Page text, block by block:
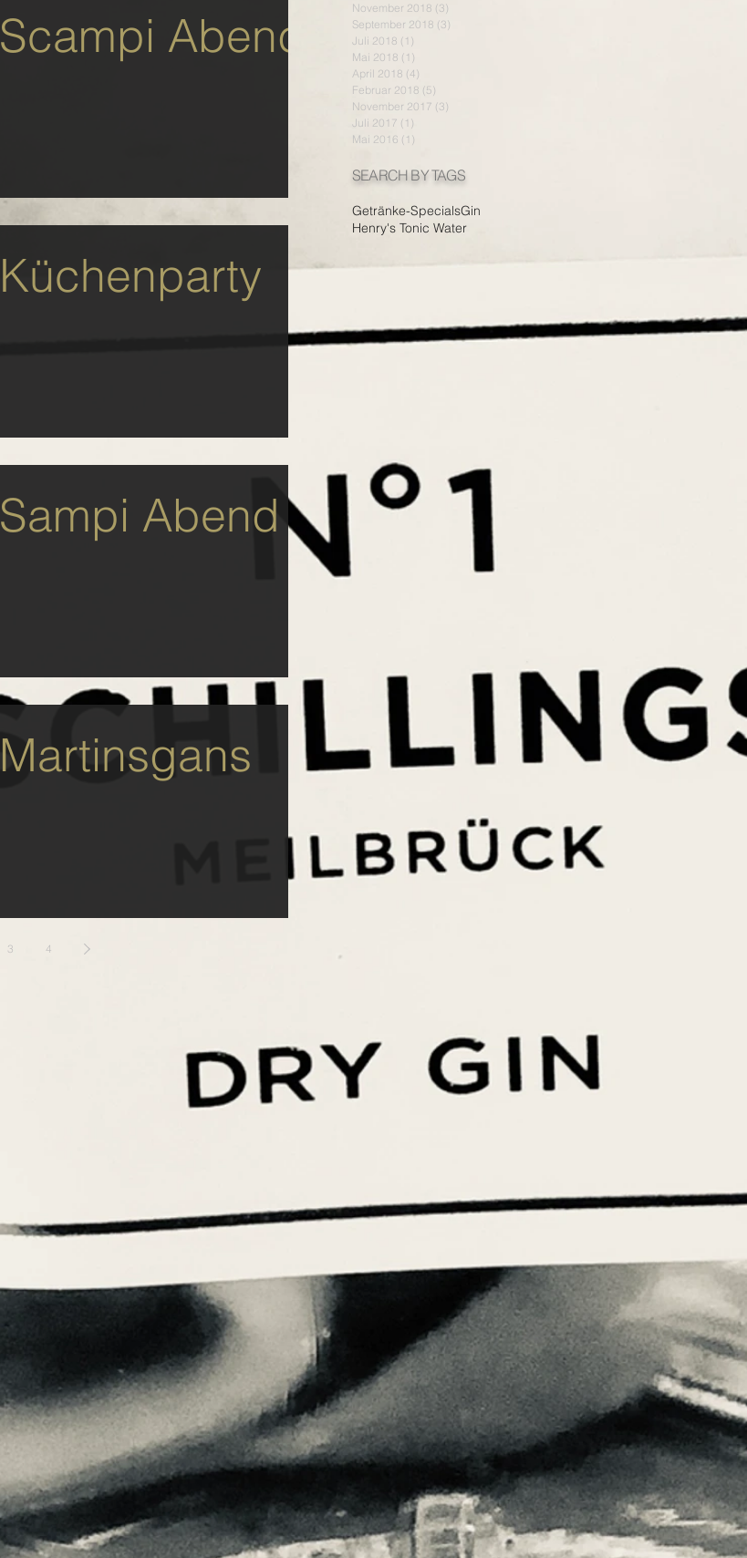
Scampi Abend
Küchenparty
Sampi Abend
Martinsgans
3 4
November 2018 (3)
September 2018 (3)
Juli 2018 (1)
Mai 2018 (1)
April 2018 (4)
Februar 2018 (5)
November 2017 (3)
Juli 2017 (1)
Mai 2016 (1)
SEARCH BY TAGS
Getränke-SpecialsGin
Henry's Tonic Water